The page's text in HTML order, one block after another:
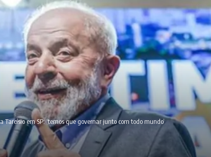
Tarcísio em SP: ‘temos que governar junto com todo mundo’